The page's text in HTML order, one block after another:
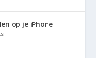
op je iPhone